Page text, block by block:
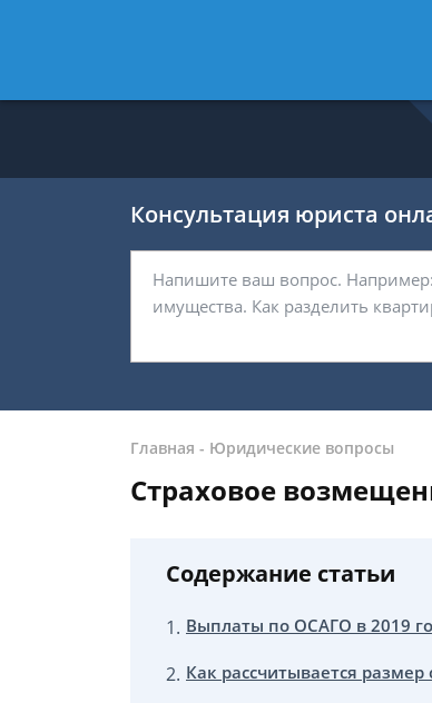
-
Консультация юриста
Главная - Юридические вопросы
Страховое
Содержание статьи
Выплаты по ОСАГО в 2019
Как рассчитывается размер